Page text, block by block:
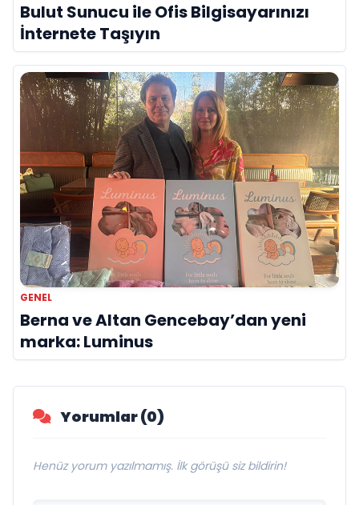
Bulut Sunucu ile Ofis Bilgisayarınızı
İnternete Taşıyın
GENEL
Berna ve Altan Gencebay’dan yeni
marka: Luminus
Yorumlar (0)
Henüz yorum yazılmamış. İlk görüşü siz bildirin!